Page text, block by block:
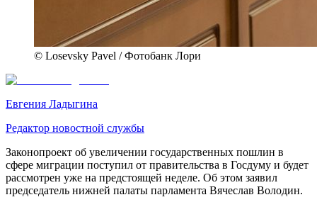
© Losevsky Pavel / Фотобанк Лори
Евгения Ладыгина
Редактор новостной службы
Законопроект об увеличении государственных пошлин в
сфере миграции поступил от правительства в Госдуму и будет
рассмотрен уже на предстоящей неделе. Об этом заявил
председатель нижней палаты парламента Вячеслав Володин.